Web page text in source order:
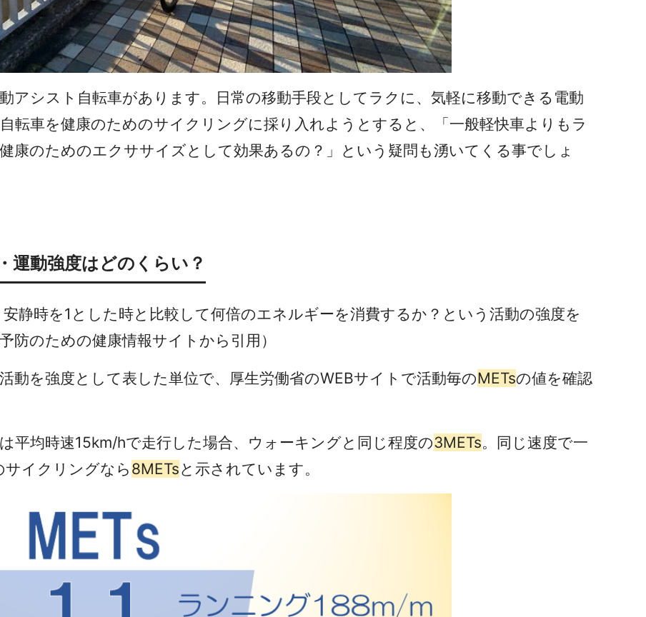
アシスト自転車があります。日常の移動手段としてラクに、気軽に移動できる電動
転車を健康のためのサイクリングに採り入れようとすると、「一般軽快車よりもラ
康のためのエクササイズとして効果あるの？」という疑問も湧いてくる事でしょ
運動強度はどのくらい？
静時を1とした時と比較して何倍のエネルギーを消費するか？という活動の強度を
防のための健康情報サイトから引用）
動を強度として表した単位で、厚生労働省のWEBサイトで活動毎のMETsの値を確認
平均時速15km/hで走行した場合、ウォーキングと同じ程度の3METs。同じ速度で一
イクリングなら8METsと示されています。